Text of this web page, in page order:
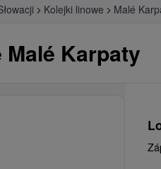
Kolejki linowe Malé
Karpaty